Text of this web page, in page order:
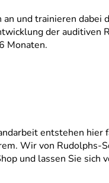
und trainieren
der auditiven
Monaten.
entstehen hier
Wir von Rudolphs-
und lassen Sie